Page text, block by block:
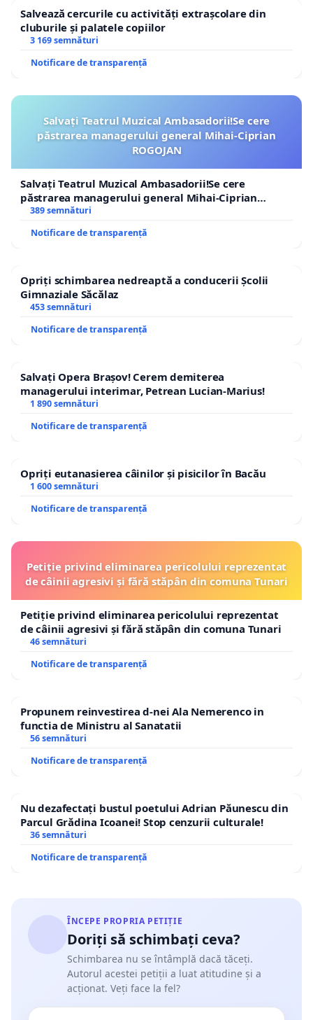
Salvează cercurile cu activități extrașcolare din
cluburile și palatele copiilor
3 169 semnături
Notificare de transparență
Salvați Teatrul Muzical Ambasadorii!Se cere
păstrarea managerului general Mihai-Ciprian
ROGOJAN
Salvați Teatrul Muzical Ambasadorii!Se cere
păstrarea managerului general Mihai-Ciprian
ROGOJAN
389 semnături
Notificare de transparență
Opriți schimbarea nedreaptă a conducerii Școlii
Gimnaziale Săcălaz
453 semnături
Notificare de transparență
Salvați Opera Brașov! Cerem demiterea
managerului interimar, Petrean Lucian-Marius!
1 890 semnături
Notificare de transparență
Opriți eutanasierea câinilor și pisicilor în Bacău
1 600 semnături
Notificare de transparență
Petiție privind eliminarea pericolului reprezentat
de câinii agresivi și fără stăpân din comuna Tunari
Petiție privind eliminarea pericolului reprezentat
de câinii agresivi și fără stăpân din comuna Tunari
46 semnături
Notificare de transparență
Propunem reinvestirea d-nei Ala Nemerenco in
functia de Ministru al Sanatatii
56 semnături
Notificare de transparență
Nu dezafectați bustul poetului Adrian Păunescu din
Parcul Grădina Icoanei! Stop cenzurii culturale!
36 semnături
Notificare de transparență
ÎNCEPE PROPRIA PETIȚIE
Doriți să schimbați ceva?
Schimbarea nu se întâmplă dacă tăceți.
Autorul acestei petiții a luat atitudine și a
acționat. Veți face la fel?